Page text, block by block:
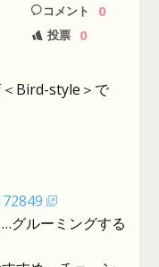
コメント 0
投票 0
Bird-style＞で
グルーミングする